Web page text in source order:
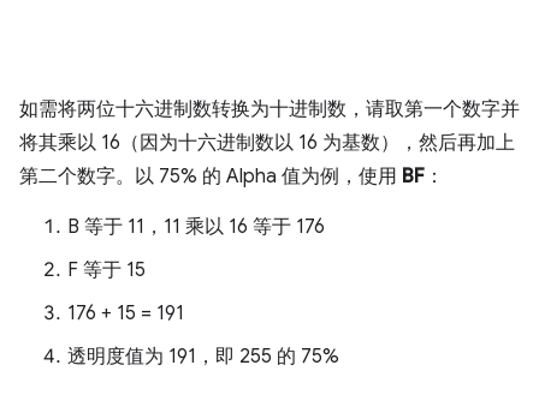
如需将两位十六进制数转换为十进制数，请取第一个数字并
将其乘以 16（因为十六进制数以 16 为基数），然后再加上
第二个数字。以 75% 的 Alpha 值为例，使用 BF ：
B 等于 11，11 乘以 16 等于 176
F 等于 15
176 + 15 = 191
透明度值为 191，即 255 的 75%